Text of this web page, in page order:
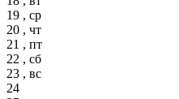
19 , ср
20 , чт
21 , пт
22 , сб
23 , вс
24